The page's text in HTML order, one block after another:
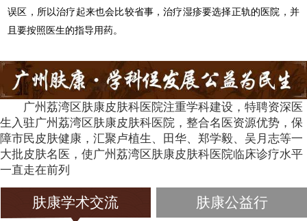
误区，所以治疗起来也会比较省事，治疗湿疹要选择正轨的医院，并
且要按照医生的指导用药。
广州荔湾区肤康皮肤科医院注重学科建设，特聘资深医
生入驻广州荔湾区肤康皮肤科医院，整合名医资源优势，保
障市民皮肤健康，汇聚卢植生、田华、郑学毅、吴月志等一
大批皮肤名医，使广州荔湾区肤康皮肤科医院临床诊疗水平
一直走在前列
肤康学术交流 肤康公益行